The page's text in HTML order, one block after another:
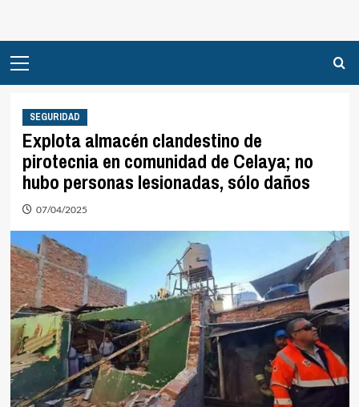
Menu
SEGURIDAD
Explota almacén clandestino de
pirotecnia en comunidad de Celaya; no
hubo personas lesionadas, sólo daños
07/04/2025